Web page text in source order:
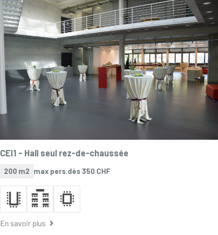
CEI1 - Hall seul rez-de-chaussée
200 m2 max pers.dès 350 CHF
En savoir plus